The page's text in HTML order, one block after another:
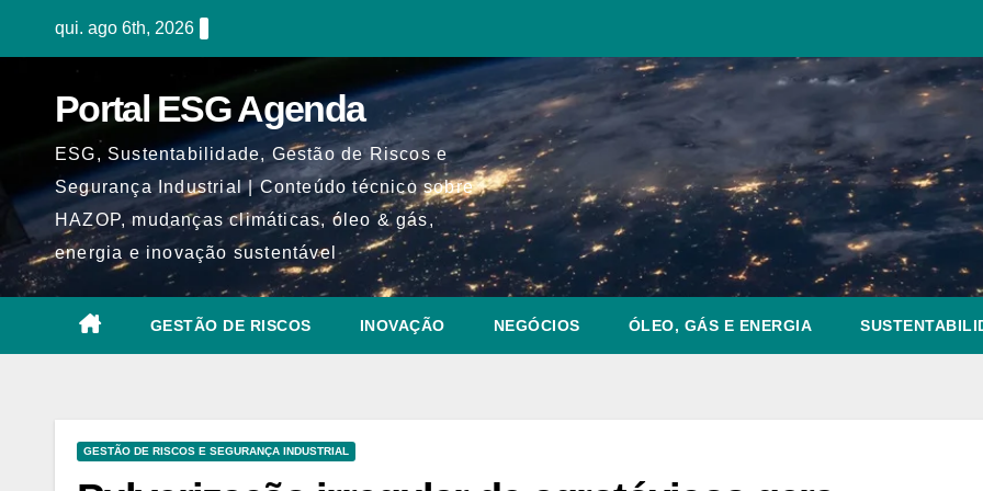
qui. ago 6th, 2026
Portal ESG Agenda
ESG, Sustentabilidade, Gestão de Riscos e
Segurança Industrial | Conteúdo técnico sobre
HAZOP, mudanças climáticas, óleo & gás,
energia e inovação sustentável
GESTÃO DE RISCOS INOVAÇÃO NEGÓCIOS ÓLEO, GÁS E ENERGIA
GESTÃO DE RISCOS E SEGURANÇA INDUSTRIAL